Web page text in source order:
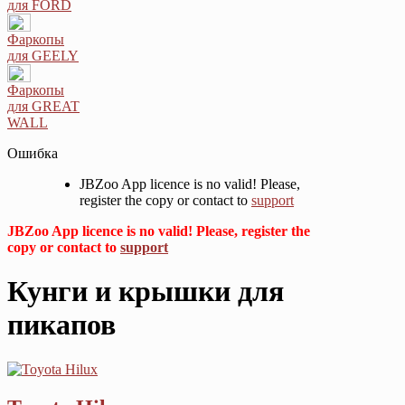
для FORD
Фаркопы
для GEELY
Фаркопы
для GREAT
WALL
Ошибка
JBZoo App licence is no valid! Please,
register the copy or contact to support
JBZoo App licence is no valid! Please, register the
copy or contact to support
Кунги и крышки для
пикапов